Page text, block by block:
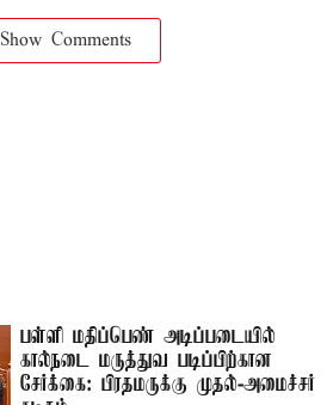
Show Comments
பள்ளி மதிப்பெண் அடிப்படையில்
கால்நடை மருத்துவ படிப்பிற்கான
சேர்க்கை: பிரதமருக்கு முதல்-அமைச்சர்